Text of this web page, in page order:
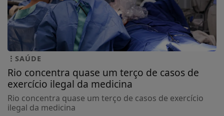
SAÚDE
Rio concentra quase um terço de casos de
exercício ilegal da medicina
Rio concentra quase um terço de casos de exercício
ilegal da medicina